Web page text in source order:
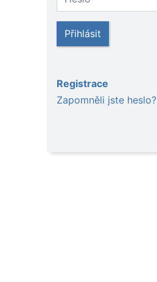
Přihlásit
Registrace
Zapomněli jste heslo?